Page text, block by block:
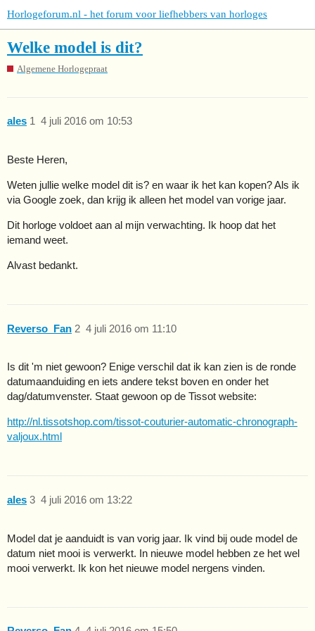
Horlogeforum.nl - het forum voor liefhebbers van horloges
Welke model is dit?
Algemene Horlogepraat
ales 4 juli 2016 om 10:53
1
Beste Heren,
Weten jullie welke model dit is? en waar ik het kan kopen? Als ik
via Google zoek, dan krijg ik alleen het model van vorige jaar.
Dit horloge voldoet aan al mijn verwachting. Ik hoop dat het
iemand weet.
Alvast bedankt.
Reverso_Fan 4 juli 2016 om 11:10
2
Is dit 'm niet gewoon? Enige verschil dat ik kan zien is de ronde
datumaanduiding en iets andere tekst boven en onder het
dag/datumvenster. Staat gewoon op de Tissot website:
http://nl.tissotshop.com/tissot-couturier-automatic-chronograph-
valjoux.html
ales 4 juli 2016 om 13:22
3
Model dat je aanduidt is van vorig jaar. Ik vind bij oude model de
datum niet mooi is verwerkt. In nieuwe model hebben ze het wel
mooi verwerkt. Ik kon het nieuwe model nergens vinden.